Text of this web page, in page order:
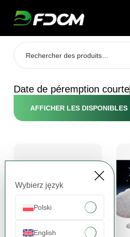
Wybierz język
Polski
English
Date de péremption courte
AFFICHER LES DISPONIBLES